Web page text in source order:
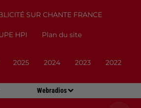
Webradios
SUR CHANTE FRANCE
HPI Plan du site
2025 2024 2023 2022